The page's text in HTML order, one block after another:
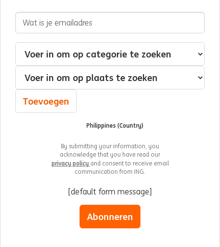
E-mailadres
Geïnteresseerd in
Categorie
Plaats
Toevoegen
Philippines (Country)
By submitting your information, you
acknowledge that you have read our
privacy policy and consent to receive email
communication from ING.
[default form message]
Abonneren